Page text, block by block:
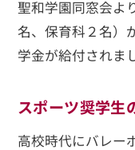
聖和学園同窓会よ
名、保育科２名）
学金が給付されま
スポーツ奨学生
高校時代にバレー